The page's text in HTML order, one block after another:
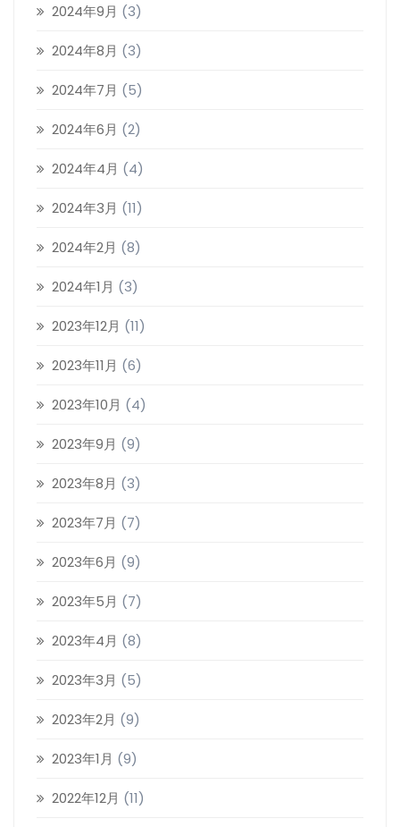
2024年9月 (3)
2024年8月 (3)
2024年7月 (5)
2024年6月 (2)
2024年4月 (4)
2024年3月 (11)
2024年2月 (8)
2024年1月 (3)
2023年12月 (11)
2023年11月 (6)
2023年10月 (4)
2023年9月 (9)
2023年8月 (3)
2023年7月 (7)
2023年6月 (9)
2023年5月 (7)
2023年4月 (8)
2023年3月 (5)
2023年2月 (9)
2023年1月 (9)
2022年12月 (11)